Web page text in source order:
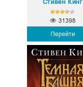
Стивен Кинг
Перейти
31398